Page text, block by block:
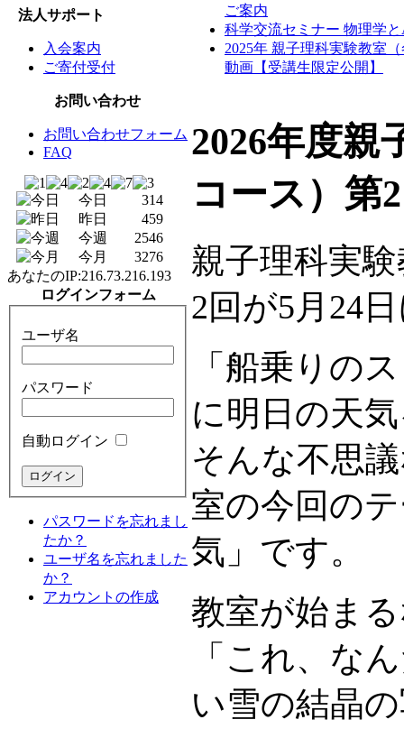
法人サポート
入会案内
ご寄付受付
お問い合わせ
お問い合わせフォーム
FAQ
今日
314
昨日
459
今週
2546
今月
3276
あなたのIP:216.73.216.193
ログインフォーム
ユーザ名
パスワード
自動ログイン
パスワードを忘れまし
たか？
ユーザ名を忘れました
か？
アカウントの作成
ご案内
科学交流セミナー 物理学
2025年 親子理科実験教室
動画【受講生限定公開】
2026年度親
コース）第
親子理科実
2回が5月24
「船乗りの
に明日の天
そんな不思
室の今回の
気」です。
教室が始ま
「これ、な
い雪の結晶